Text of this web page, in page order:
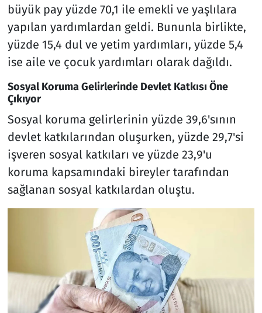
büyük pay yüzde 70,1 ile emekli ve yaşlılara
yapılan yardımlardan geldi. Bununla birlikte,
yüzde 15,4 dul ve yetim yardımları, yüzde 5,4
ise aile ve çocuk yardımları olarak dağıldı.
Sosyal Koruma Gelirlerinde Devlet Katkısı Öne
Çıkıyor
Sosyal koruma gelirlerinin yüzde 39,6'sının
devlet katkılarından oluşurken, yüzde 29,7'si
işveren sosyal katkıları ve yüzde 23,9'u
koruma kapsamındaki bireyler tarafından
sağlanan sosyal katkılardan oluştu.